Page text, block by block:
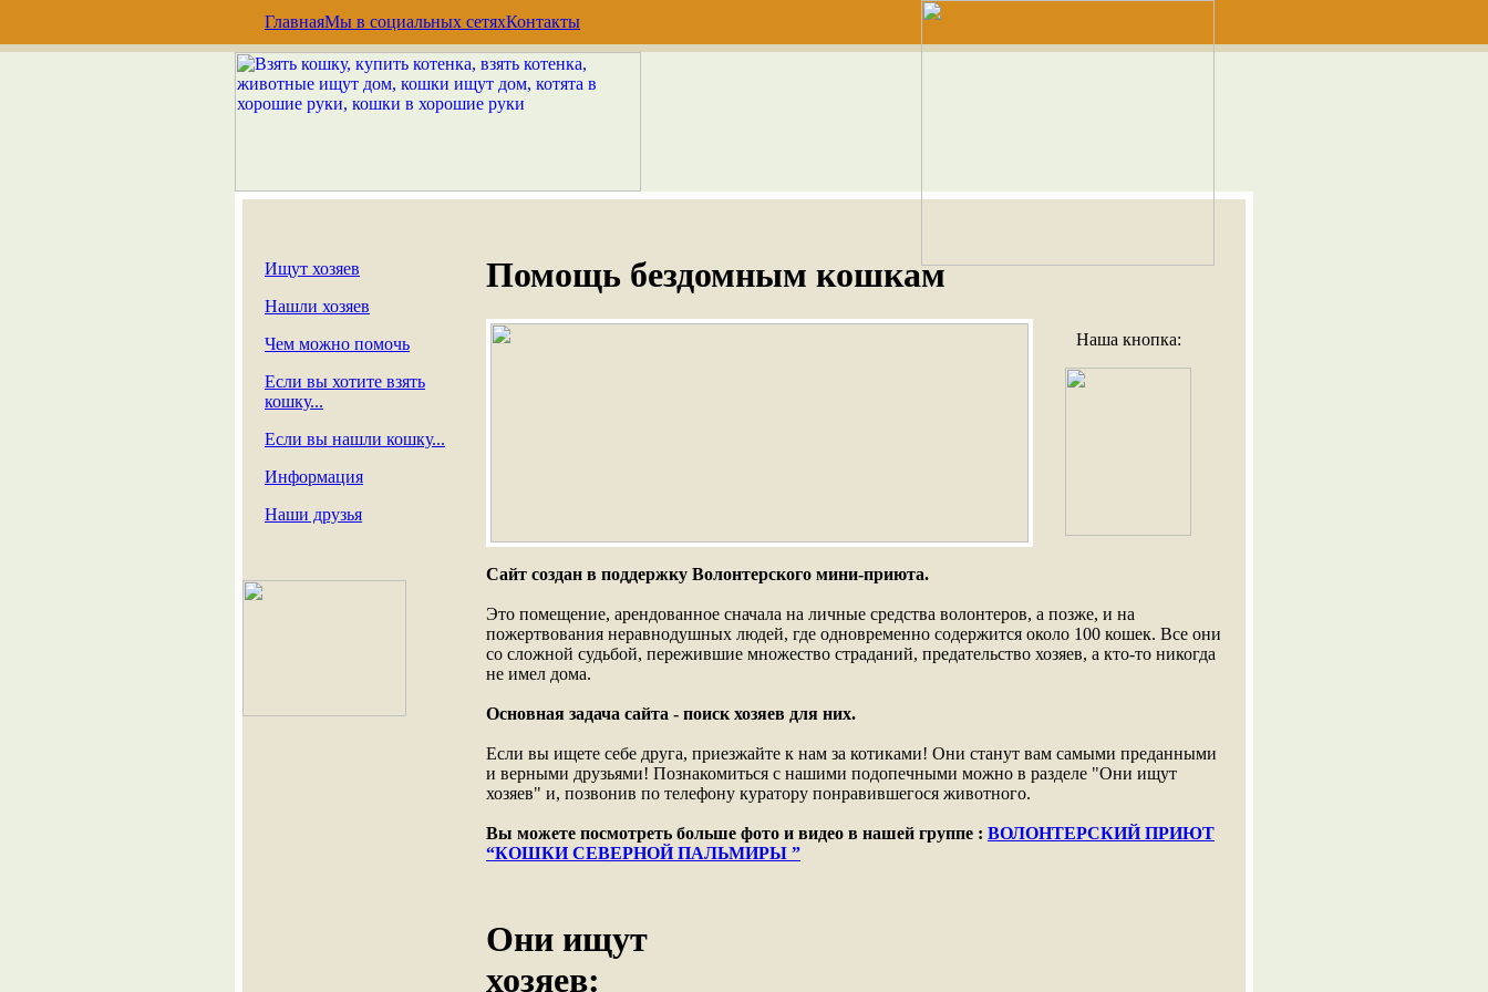
ГлавнаяМы в социальных сетяхКонтакты
Ищут хозяев
Нашли хозяев
Чем можно помочь
Если вы хотите взять
кошку...
Если вы нашли кошку...
Информация
Наши друзья
Помощь бездомным кошкам
Наша кнопка:
Сайт создан в поддержку Волонтерского мини-приюта.
Это помещение, арендованное сначала на личные средства волонтеров, а позже, и на
пожертвования неравнодушных людей, где одновременно содержится около 100 кошек. Все они
со сложной судьбой, пережившие множество страданий, предательство хозяев, а кто-то никогда
не имел дома.
Основная задача сайта - поиск хозяев для них.
Если вы ищете себе друга, приезжайте к нам за котиками! Они станут вам самыми преданными
и верными друзьями! Познакомиться с нашими подопечными можно в разделе "Они ищут
хозяев" и, позвонив по телефону куратору понравившегося животного.
Вы можете посмотреть больше фото и видео в нашей группе : ВОЛОНТЕРСКИЙ ПРИЮТ
“КОШКИ СЕВЕРНОЙ ПАЛЬМИРЫ ”
Они ищут
хозяев: